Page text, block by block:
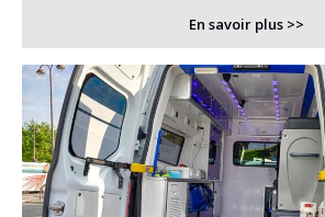
En savoir plus >>